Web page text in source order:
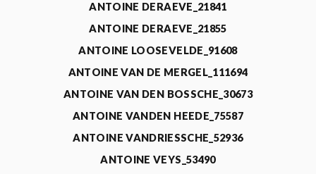
ANTOINE DERAEVE_21841
ANTOINE DERAEVE_21855
ANTOINE LOOSEVELDE_91608
ANTOINE VAN DE MERGEL_111694
ANTOINE VAN DEN BOSSCHE_30673
ANTOINE VANDEN HEEDE_75587
ANTOINE VANDRIESSCHE_52936
ANTOINE VEYS_53490